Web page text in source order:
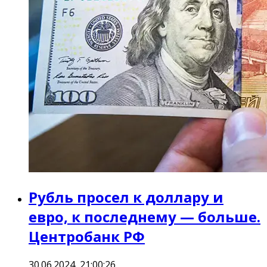
Рубль просел к доллару и
евро, к последнему — больше.
Центробанк РФ